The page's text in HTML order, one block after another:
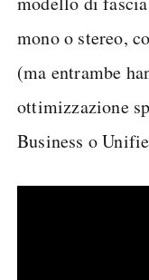
mono o stereo,
(ma entrambe
ottimizzazione
Business o